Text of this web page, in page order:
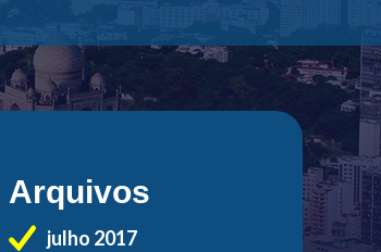
Arquivos
julho 2017